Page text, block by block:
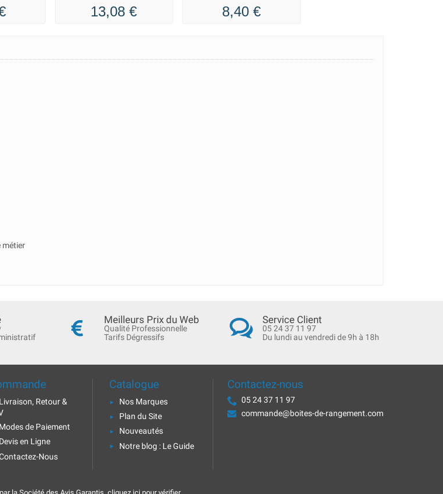
13,08 € 8,40 €
métier
Meilleurs Prix du Web
Qualité Professionnelle
Tarifs Dégressifs
Service Client
05 24 37 11 97
Du lundi au vendredi de 9h à 18h
Livraison, Retour &
Modes de Paiement
Devis en Ligne
Nous
Catalogue
Nos Marques
Plan du Site
Nouveautés
Notre blog : Le Guide
Contactez-nous
05 24 37 11 97
commande@boites-de-rangement.com